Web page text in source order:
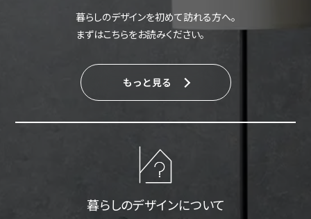
暮らしのデザインを初めて訪れる方へ。
まずはこちらをお読みください。
もっと見る
暮らしのデザインについて